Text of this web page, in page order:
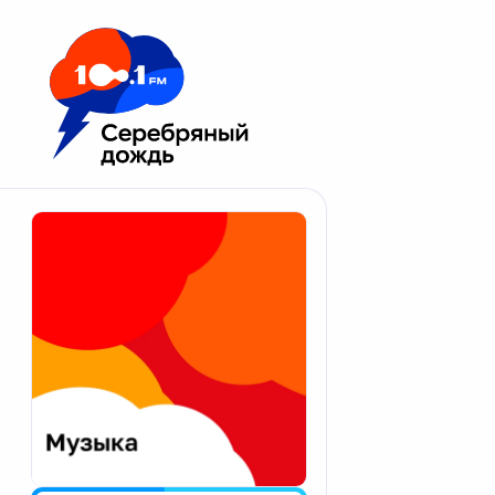
Москва 100.1 FM
Апатиты
Екатеринбург
Калининград
Калуга